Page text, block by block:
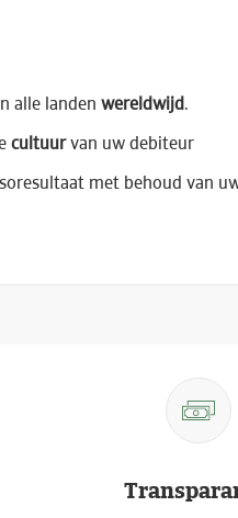
alle landen wereldwijd.
cultuurvan uw debiteur
met behoud van